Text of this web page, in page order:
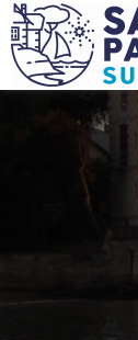
Panneau de